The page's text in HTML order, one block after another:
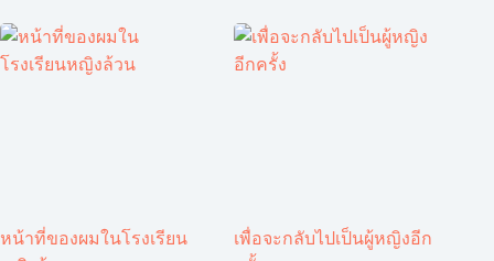
หน้าที่ของผมในโรงเรียน
เพื่อจะกลับไปเป็นผู้หญิงอีก